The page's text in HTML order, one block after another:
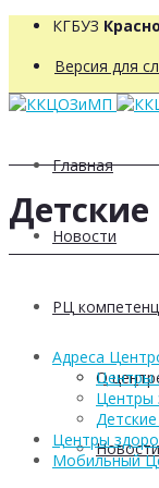
КГБУЗ
Версия для
Главная
Новости
РЦ
О
Адреса
Центры
Центры
Центры
Мобильный